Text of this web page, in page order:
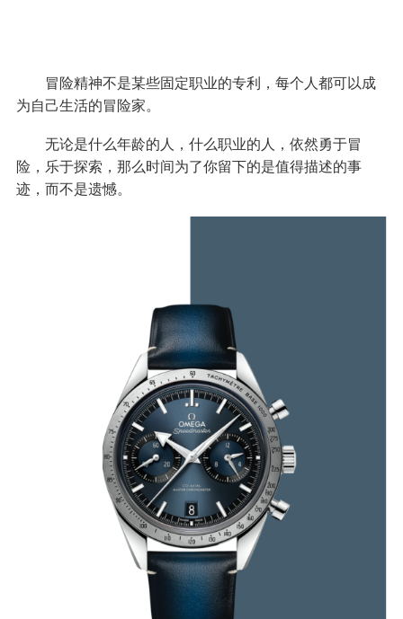
冒险精神不是某些固定职业的专利，每个人都可以成
为自己生活的冒险家。
无论是什么年龄的人，什么职业的人，依然勇于冒
险，乐于探索，那么时间为了你留下的是值得描述的事
迹，而不是遗憾。